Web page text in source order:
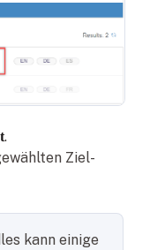
.
Ziel-
kann einige